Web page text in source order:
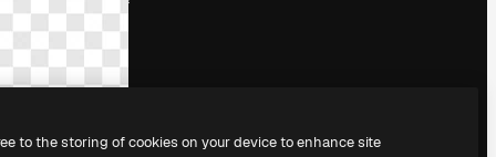
to the storing of cookies on your device to enhance site